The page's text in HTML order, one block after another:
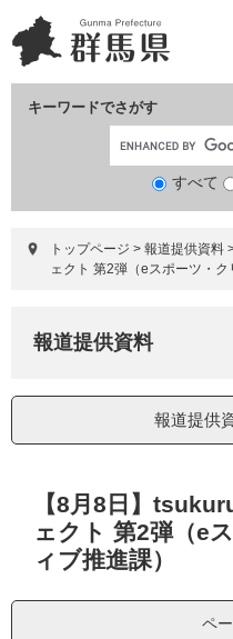
ー
ジ
ニ
ュ
て
キーワードでさがす
すべて
トップページ > 報道提供資料
ェクト 第2弾（eスポーツ・ク
報道提供資料
報道提供
【8月8日】
ェクト 第2弾（e
ィブ推進課）
ペ